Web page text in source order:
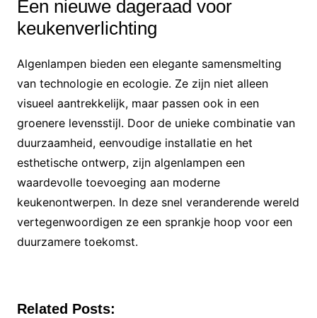
Een nieuwe dageraad voor
keukenverlichting
Algenlampen bieden een elegante samensmelting
van technologie en ecologie. Ze zijn niet alleen
visueel aantrekkelijk, maar passen ook in een
groenere levensstijl. Door de unieke combinatie van
duurzaamheid, eenvoudige installatie en het
esthetische ontwerp, zijn algenlampen een
waardevolle toevoeging aan moderne
keukenontwerpen. In deze snel veranderende wereld
vertegenwoordigen ze een sprankje hoop voor een
duurzamere toekomst.
Related Posts: